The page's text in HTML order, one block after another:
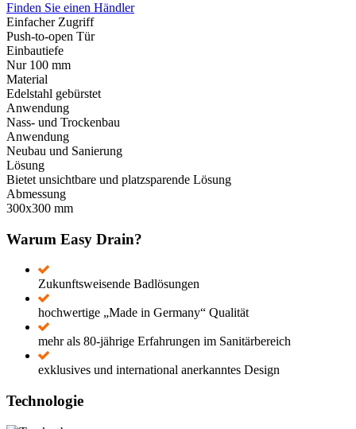
Finden Sie einen Händler
Einfacher Zugriff
Push-to-open Tür
Einbautiefe
Nur 100 mm
Material
Edelstahl gebürstet
Anwendung
Nass- und Trockenbau
Anwendung
Neubau und Sanierung
Lösung
Bietet unsichtbare und platzsparende Lösung
Abmessung
300x300 mm
Warum Easy Drain?
Zukunftsweisende Badlösungen
hochwertige „Made in Germany“ Qualität
mehr als 80-jährige Erfahrungen im Sanitärbereich
exklusives und international anerkanntes Design
Technologie